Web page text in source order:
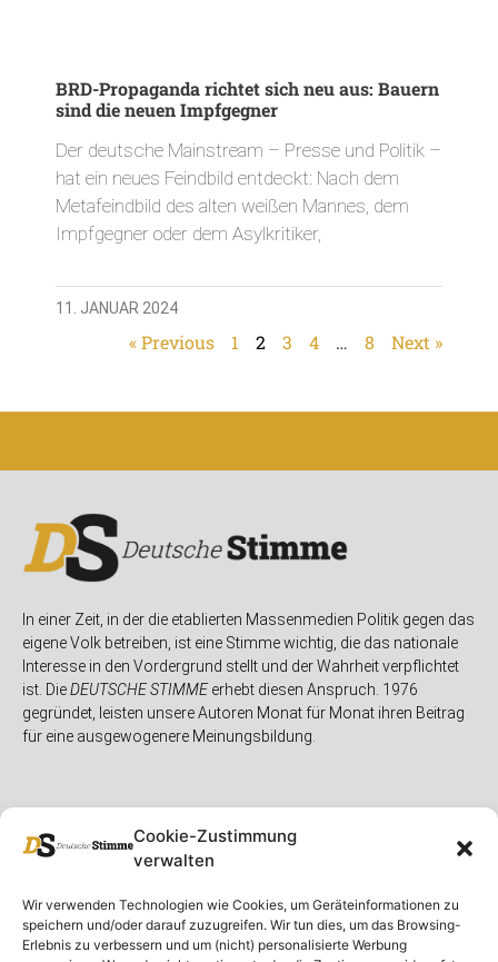
Cookie-Zustimmung
verwalten
Wir verwenden Technologien wie Cookies, um Geräteinformationen zu
speichern und/oder darauf zuzugreifen. Wir tun dies, um das Browsing-
Erlebnis zu verbessern und um (nicht) personalisierte Werbung
BRD-Propaganda richtet sich neu aus: Bauern
sind die neuen Impfgegner
Der deutsche Mainstream – Presse und Politik –
hat ein neues Feindbild entdeckt: Nach dem
Metafeindbild des alten weißen Mannes, dem
Impfgegner oder dem Asylkritiker,
11. JANUAR 2024
« Previous 1 2 3 4 … 8 Next »
In einer Zeit, in der die etablierten Massenmedien Politik gegen das
eigene Volk betreiben, ist eine Stimme wichtig, die das nationale
Interesse in den Vordergrund stellt und der Wahrheit verpflichtet
ist. DieDEUTSCHE STIMMEerhebt diesen Anspruch. 1976
gegründet, leisten unsere Autoren Monat für Monat ihren Beitrag
für eine ausgewogenere Meinungsbildung.
Unser Magazin
Spenden
Rubriken
Deutschland
Rechtliches
Rechtliche Hinweise